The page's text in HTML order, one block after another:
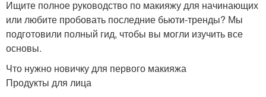
Ищите полное руководство по макияжу для начинающих
или любите пробовать последние бьюти-тренды? Мы
подготовили полный гид, чтобы вы могли изучить все
основы.
Что нужно новичку для первого макияжа
Продукты для лица